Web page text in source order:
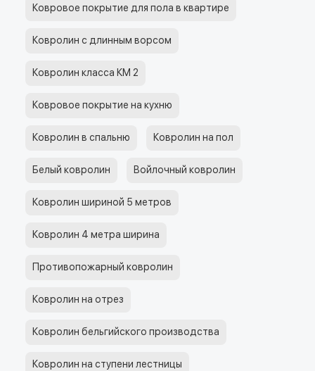
Ковровое покрытие для пола в квартире
Ковролин с длинным ворсом
Ковролин класса КМ 2
Ковровое покрытие на кухню
Ковролин в спальню Ковролин на пол
Белый ковролин Войлочный ковролин
Ковролин шириной 5 метров
Ковролин 4 метра ширина
Противопожарный ковролин
Ковролин на отрез
Ковролин бельгийского производства
Ковролин на ступени лестницы